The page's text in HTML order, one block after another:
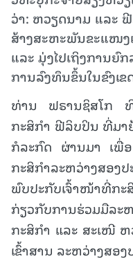
ວ່າ: ຫວຽດນາມ ແລະ
ສ້າງສະຫະພັນຂະແໜງ
ແລະ ມຸ່ງໄປເຖິງການ
ການລົງທຶນຂຶ້ນໃນຂົງເຂ
ທ່ານ ຟຣານຊິສໂກ ທິ
ກະສິກຳ ຟີລິບປິນ ທີ່ມາ
ກໍລະກົດ ຜ່ານມາ ເພື່ອ
ກະສິກຳລະຫວ່າງສອງ
ພົບປະກັບເຈົ້າໜ້າທີ່ກ
ກ່ຽວກັບການຮ່ວມມືລ
ກະສິກຳ ແລະ ສະເໜີ
ເຂົ້າສານ ລະຫວ່າງສອງ